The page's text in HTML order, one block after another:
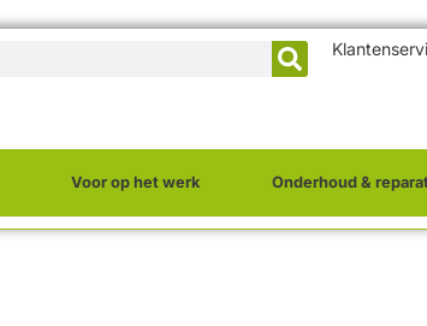
Voor op het werk Onderhoud &